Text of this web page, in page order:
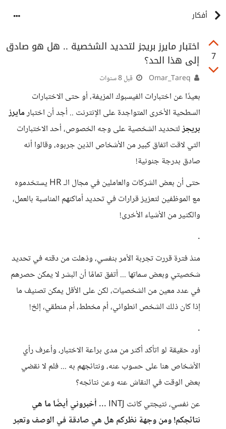
أفكار
7
اختبار مايرز بريجز لتحديد الشخصية .. هل هو صادق
إلى هذا الحد؟
قبل 8 سنوات
بعيدًا عن اختبارات الفيسبوك المزيفة، أو حتى الاختبارات
السطحية الأخرى المتواجدة على الإنترنت .. أجد أن اختبارمايرز
بريجزلتحديد الشخصية على وجه الخصوص، أحد الاختبارات
التي لاقت اتفاق كبير من الأشخاص الذين جربوه، وقالوا أنه
صادق بدرجة جنونية!
حتى أن بعض الشركات والعاملين في مجال الـ HR يستخدموه
مع الموظفين لتعزيز قرارات في تحديد أماكنهم المناسبة بالعمل،
والكثير من الأشياء الأخرى!
.
منذ فترة قررت تجربة الأمر بنفسي، وذهلت من دقته في تحديد
شخصيتي وبعض سماتها ... أتفق تمامًا أن البشر لا يمكن حصرهم
في عدد معين من الشخصيات، لكن على الأقل يمكن تصنيف ما
إذا كان ذلك الشخص انطوائي، أم مخطط، أم منطقي، إلخ!
.
أود حقيقة لو اتأكد أكثر من مدى براعة الاختبار، وأعرف رأي
الأشخاص هنا على حسوب عنه، ونتائجهم به ... فلم لا نقضي
بعض الوقت في النقاش عنه وعن نتائجه؟
عن نفسي، نتيجتي كانت INTJ ...
أخبروني أيضًا ما هي
نتائجكم! ومن وجهة نظركم هل هي صادقة في الوصف وتعبر